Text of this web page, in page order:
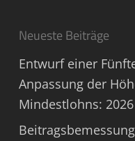
Neueste Beiträge
Entwurf einer
Anpassung der
Mindestlohns: